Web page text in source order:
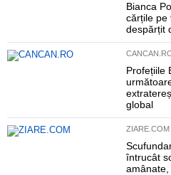
Bianca
cărțile pe
despărțit
Profețiile
global
ZIARE.COM
întrucât